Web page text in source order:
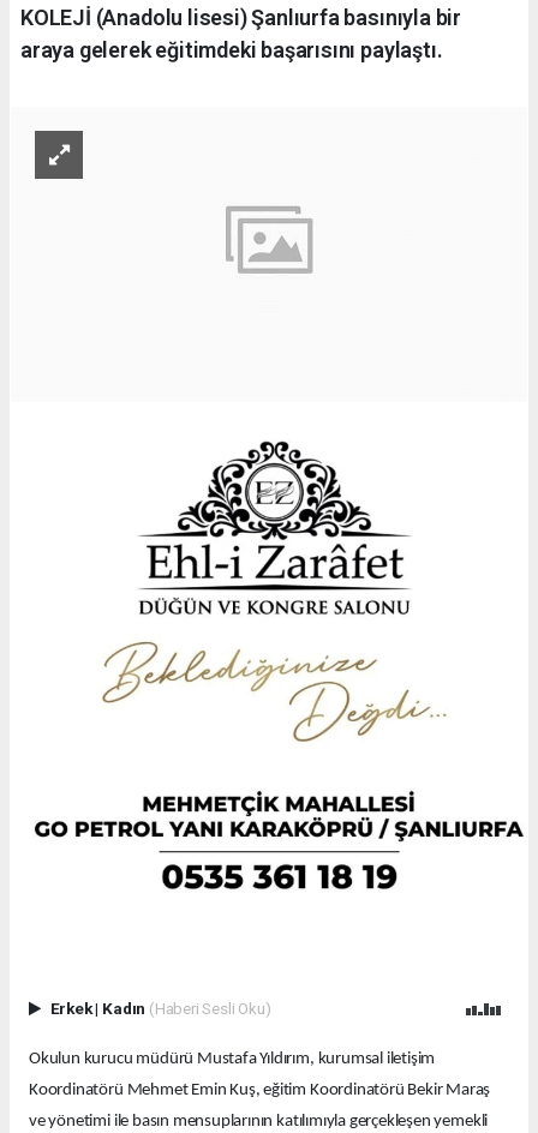
KOLEJİ (Anadolu lisesi) Şanlıurfa basınıyla bir
araya gelerek eğitimdeki başarısını paylaştı.
Erkek| Kadın (Haberi Sesli Oku)
Okulun kurucu müdürü Mustafa Yıldırım, kurumsal iletişim
Koordinatörü Mehmet Emin Kuş, eğitim Koordinatörü Bekir Maraş
ve yönetimi ile basın mensuplarının katılımıyla gerçekleşen yemekli